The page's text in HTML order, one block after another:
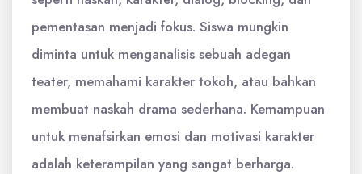
pementasan menjadi fokus. Siswa mungkin
diminta untuk menganalisis sebuah adegan
teater, memahami karakter tokoh, atau bahkan
membuat naskah drama sederhana. Kemampuan
untuk menafsirkan emosi dan motivasi karakter
adalah keterampilan yang sangat berharga.